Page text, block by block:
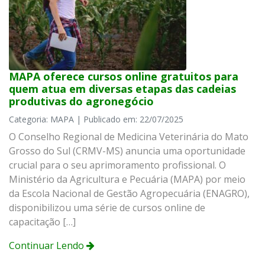
MAPA oferece cursos online gratuitos para
quem atua em diversas etapas das cadeias
produtivas do agronegócio
Categoria: MAPA | Publicado em: 22/07/2025
O Conselho Regional de Medicina Veterinária do Mato
Grosso do Sul (CRMV-MS) anuncia uma oportunidade
crucial para o seu aprimoramento profissional. O
Ministério da Agricultura e Pecuária (MAPA) por meio
da Escola Nacional de Gestão Agropecuária (ENAGRO),
disponibilizou uma série de cursos online de
capacitação […]
Continuar Lendo